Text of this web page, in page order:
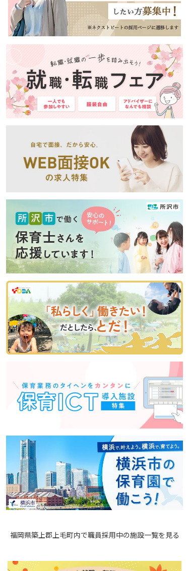
福岡県築上郡上毛町内で職員採用中の施設一覧を見る